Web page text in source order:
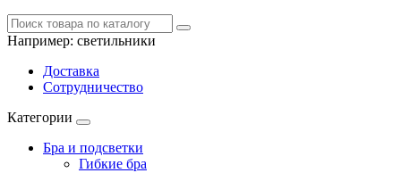
Например: светильники
Доставка
Сотрудничество
Категории
Бра и подсветки
Гибкие бра